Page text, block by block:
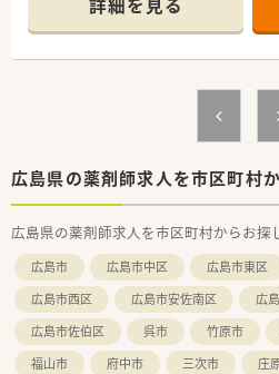
■近隣の医療機関だけでなく広
業務も積極的に行います。
■エリア内での新店舗開局に向
えた採用を行っています。
■自主性を重んじる社風のため
【法人特徴について】
■広島県東部エリアを中心に20
支える安定した法人です。
■薬剤師だけでなく管理栄養士な
をサポートしています。
■風通しが良く意見を伝えやすい
いもスムーズに行えます。
広島県の薬剤師求人を市区町村
広島県の薬剤師求人を市区町村からお探
広島市 広島市中区 広島市東区
広島市西区
広島市安佐南区 広
広島市佐伯区
呉市 竹原市
福山市
府中市 三次市 庄